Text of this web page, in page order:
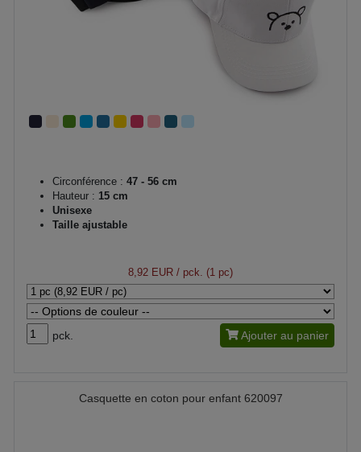
Circonférence : 47 - 56 cm
Hauteur : 15 cm
Unisexe
Taille ajustable
8,92 EUR / pck. (1 pc)
pck. Ajouter au panier
Casquette en coton pour enfant 620097